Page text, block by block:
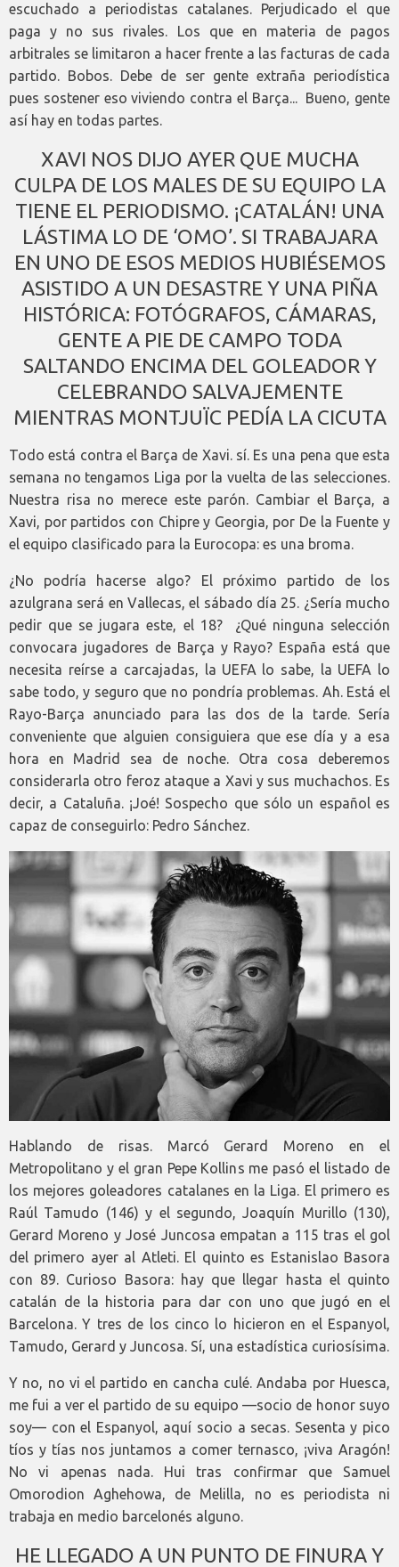
escuchado a periodistas catalanes. Perjudicado el que
paga y no sus rivales. Los que en materia de pagos
arbitrales se limitaron a hacer frente a las facturas de cada
partido. Bobos. Debe de ser gente extraña periodística
pues sostener eso viviendo contra el Barça... Bueno, gente
así hay en todas partes.
XAVI NOS DIJO AYER QUE MUCHA
CULPA DE LOS MALES DE SU EQUIPO LA
TIENE EL PERIODISMO. ¡CATALÁN! UNA
LÁSTIMA LO DE ‘OMO’. SI TRABAJARA
EN UNO DE ESOS MEDIOS HUBIÉSEMOS
ASISTIDO A UN DESASTRE Y UNA PIÑA
HISTÓRICA: FOTÓGRAFOS, CÁMARAS,
GENTE A PIE DE CAMPO TODA
SALTANDO ENCIMA DEL GOLEADOR Y
CELEBRANDO SALVAJEMENTE
MIENTRAS MONTJUÏC PEDÍA LA CICUTA
Todo está contra el Barça de Xavi. sí. Es una pena que esta
semana no tengamos Liga por la vuelta de las selecciones.
Nuestra risa no merece este parón. Cambiar el Barça, a
Xavi, por partidos con Chipre y Georgia, por De la Fuente y
el equipo clasificado para la Eurocopa: es una broma.
¿No podría hacerse algo? El próximo partido de los
azulgrana será en Vallecas, el sábado día 25. ¿Sería mucho
pedir que se jugara este, el 18? ¿Qué ninguna selección
convocara jugadores de Barça y Rayo? España está que
necesita reírse a carcajadas, la UEFA lo sabe, la UEFA lo
sabe todo, y seguro que no pondría problemas. Ah. Está el
Rayo-Barça anunciado para las dos de la tarde. Sería
conveniente que alguien consiguiera que ese día y a esa
hora en Madrid sea de noche. Otra cosa deberemos
considerarla otro feroz ataque a Xavi y sus muchachos. Es
decir, a Cataluña. ¡Joé! Sospecho que sólo un español es
capaz de conseguirlo: Pedro Sánchez.
Hablando de risas. Marcó Gerard Moreno en el
Metropolitano y el gran Pepe Kollins me pasó el listado de
los mejores goleadores catalanes en la Liga. El primero es
Raúl Tamudo (146) y el segundo, Joaquín Murillo (130),
Gerard Moreno y José Juncosa empatan a 115 tras el gol
del primero ayer al Atleti. El quinto es Estanislao Basora
con 89. Curioso Basora: hay que llegar hasta el quinto
catalán de la historia para dar con uno que jugó en el
Barcelona. Y tres de los cinco lo hicieron en el Espanyol,
Tamudo, Gerard y Juncosa. Sí, una estadística curiosísima.
Y no, no vi el partido en cancha culé. Andaba por Huesca,
me fui a ver el partido de su equipo —socio de honor suyo
soy— con el Espanyol, aquí socio a secas. Sesenta y pico
tíos y tías nos juntamos a comer ternasco, ¡viva Aragón!
No vi apenas nada. Hui tras confirmar que Samuel
Omorodion Aghehowa, de Melilla, no es periodista ni
trabaja en medio barcelonés alguno.
HE LLEGADO A UN PUNTO DE FINURA Y